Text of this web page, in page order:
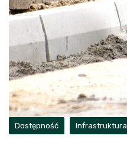
Dostępność Infrastruktura